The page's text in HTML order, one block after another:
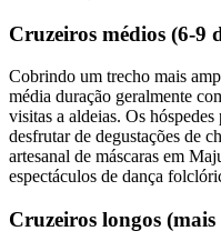
Cruzeiros médios (6-9
Cobrindo um trecho mais
média duração geralmente
visitas a aldeias. Os
desfrutar de degustações de
artesanal de máscaras em
espectáculos de dança
Cruzeiros longos (mais